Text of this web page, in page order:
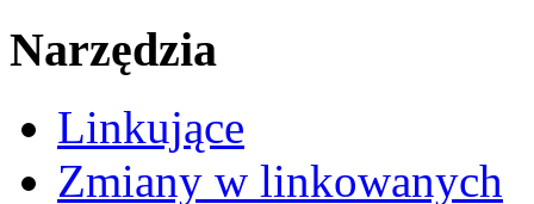
Narzędzia
Linkujące
Zmiany w linkowanych